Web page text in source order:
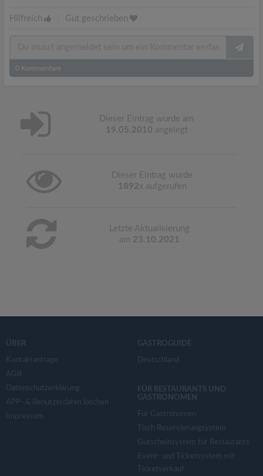
Hilfreich Gut geschrieben
0 Kommentare
Dieser Eintrag wurde am
19.05.2010 angelegt
Dieser Eintrag wurde
1892x aufgerufen
Letzte Aktualisierung
am 23.10.2021
ÜBER
Kontaktanfrage
AGB
Datenschutzerklärung
APP- & Benutzerdaten löschen
Impressum
GASTROGUIDE
Deutschland
FÜR RESTAURANTS UND
GASTRONOMEN
Für Gastronomen
Tisch Reservierungsystem
Gutscheinsystem für Restaurants
Event- und Ticketsystem mit
Ticketverkauf